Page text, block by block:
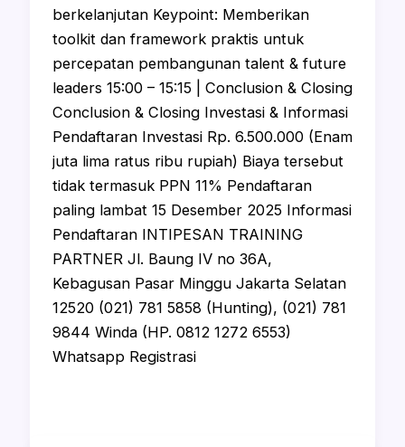
berkelanjutan Keypoint: Memberikan
toolkit dan framework praktis untuk
percepatan pembangunan talent & future
leaders 15:00 – 15:15 | Conclusion & Closing
Conclusion & Closing Investasi & Informasi
Pendaftaran Investasi Rp. 6.500.000 (Enam
juta lima ratus ribu rupiah) Biaya tersebut
tidak termasuk PPN 11% Pendaftaran
paling lambat 15 Desember 2025 Informasi
Pendaftaran INTIPESAN TRAINING
PARTNER Jl. Baung IV no 36A,
Kebagusan Pasar Minggu Jakarta Selatan
12520 (021) 781 5858 (Hunting), (021) 781
9844 Winda (HP. 0812 1272 6553)
Whatsapp Registrasi